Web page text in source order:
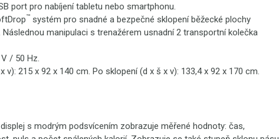
port pro nabíjení tabletu nebo smartphonu.
™ systém pro snadné a bezpečné sklopení běžecké plochy
manipulaci s trenažérem usnadní 2 transportní kolečka
/ 50 Hz.
v): 215 x 92 x 140 cm. Po sklopení (d x š x v): 133,4 x 92 x 170 cm.
s modrým podsvícením zobrazuje měřené hodnoty: čas,